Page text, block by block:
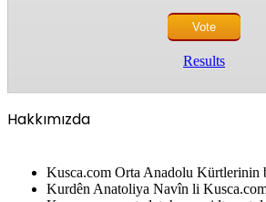
Results
Hakkımızda
Kusca.com Orta Anadolu Kürtlerinin
Kurdên Anatoliya Navîn li